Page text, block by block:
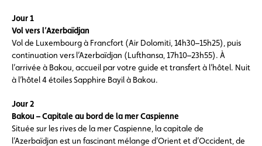
Jour 1
Vol vers l’Azerbaïdjan
Vol de Luxembourg à Francfort (Air Dolomiti, 14h30–15h25), puis
continuation vers l’Azerbaïdjan (Lufthansa, 17h10–23h55). À
l’arrivée à Bakou, accueil par votre guide et transfert à l’hôtel. Nuit
à l’hôtel 4 étoiles Sapphire Bayil à Bakou.
Jour 2
Bakou – Capitale au bord de la mer Caspienne
Située sur les rives de la mer Caspienne, la capitale de
l’Azerbaïdjan est un fascinant mélange d’Orient et d’Occident, de